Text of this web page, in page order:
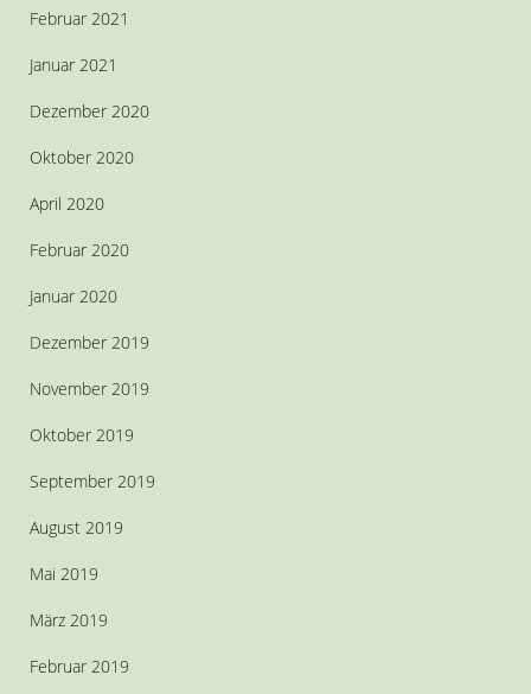
Februar 2021
Januar 2021
Dezember 2020
Oktober 2020
April 2020
Februar 2020
Januar 2020
Dezember 2019
November 2019
Oktober 2019
September 2019
August 2019
Mai 2019
März 2019
Februar 2019